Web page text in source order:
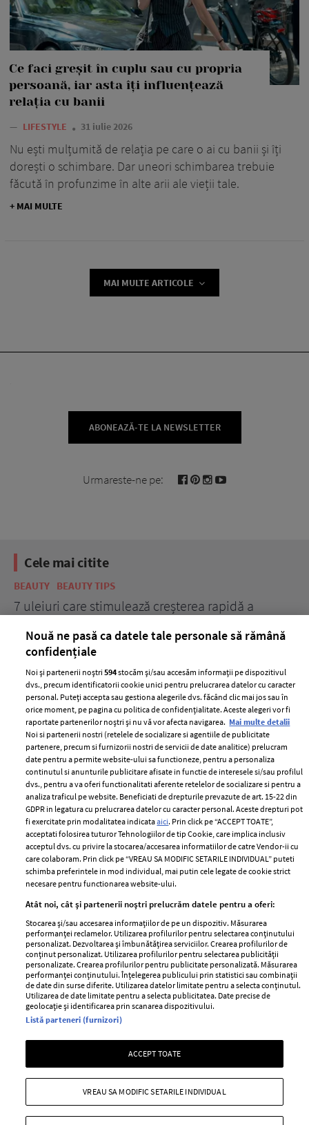
Ce faci greșit în cuplu sau cu propria
persoană, iar asta îți influențează
relația cu banii
— LIFESTYLE 31 iulie 2026
Nu ești mulțumită de relația pe care o ai cu banii și îți
dorești o schimbare. Dar uneori schimbarea trebuie
făcută în profunzime în alte arii ale vieții tale.
+ MAI MULTE
MAI MULTE ARTICOLE
ABONEAZĂ-TE LA NEWSLETTER
Urmareste-ne pe:
Cele mai citite
BEAUTY BEAUTY TIPS
7 uleiuri care stimulează creșterea rapidă a
ELLE Style Awards
2024
Despre ELLE
Romania
Contact
Abonamente
Termeni si conditii
Politica de
confidențialitate
Politica de cookies
Publicitate
GSP
Unica
Baby
Retete
femei
Viva
Avantaje
Retete practice
Pariază responsabil! Decizia ONJN nr. 821/25.09.2025.
Jocurile de noroc sunt interzise minorilor.
Copyright © 2026 Ringier Romania SRL
Nouă ne pasă ca datele tale personale să rămână
confidențiale
Noi și partenerii noștri594stocăm și/sau accesăm informații pe dispozitivul
dvs., precum identificatorii cookie unici pentru prelucrarea datelor cu caracter
personal. Puteți accepta sau gestiona alegerile dvs. făcând clic mai jos sau în
orice moment, pe pagina cu politica de confidențialitate. Aceste alegeri vor fi
raportate partenerilor noștri și nu vă vor afecta navigarea. Mai multe detalii
Noi si partenerii nostri (retelele de socializare si agentiile de publicitate
partenere, precum si furnizorii nostri de servicii de date analitice) prelucram
date pentru a permite website-ului sa functioneze, pentru a personaliza
continutul si anunturile publicitare afisate in functie de interesele si/sau profilul
dvs., pentru a va oferi functionalitati aferente retelelor de socializare si pentru a
analiza traficul pe website. Beneficiati de drepturile prevazute de art. 15-22 din
GDPR in legatura cu prelucrarea datelor cu caracter personal. Aceste drepturi pot
fi exercitate prin modalitatea indicataaici. Prin click pe “ACCEPT TOATE”,
acceptati folosirea tuturor Tehnologiilor de tip Cookie, care implica inclusiv
acceptul dvs. cu privire la stocarea/accesarea informatiilor de catre Vendor-ii cu
care colaboram. Prin click pe “VREAU SA MODIFIC SETARILE INDIVIDUAL” puteti
schimba preferintele in mod individual, mai putin cele legate de cookie strict
necesare pentru functionarea website-ului.
Atât noi, cât și partenerii noștri prelucrăm datele pentru a oferi:
Stocarea și/sau accesarea informațiilor de pe un dispozitiv. Măsurarea
performanței reclamelor. Utilizarea profilurilor pentru selectarea conținutului
personalizat. Dezvoltarea și îmbunătățirea serviciilor. Crearea profilurilor de
conținut personalizat. Utilizarea profilurilor pentru selectarea publicității
personalizate. Crearea profilurilor pentru publicitate personalizată. Măsurarea
performanței conținutului. Înțelegerea publicului prin statistici sau combinații
de date din surse diferite. Utilizarea datelor limitate pentru a selecta conținutul.
Utilizarea de date limitate pentru a selecta publicitatea. Date precise de
geolocație și identificarea prin scanarea dispozitivului.
Listă parteneri (furnizori)
ACCEPT TOATE
VREAU SA MODIFIC SETARILE INDIVIDUAL